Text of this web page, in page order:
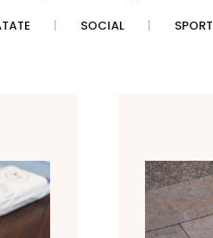
SOCIAL SPORT